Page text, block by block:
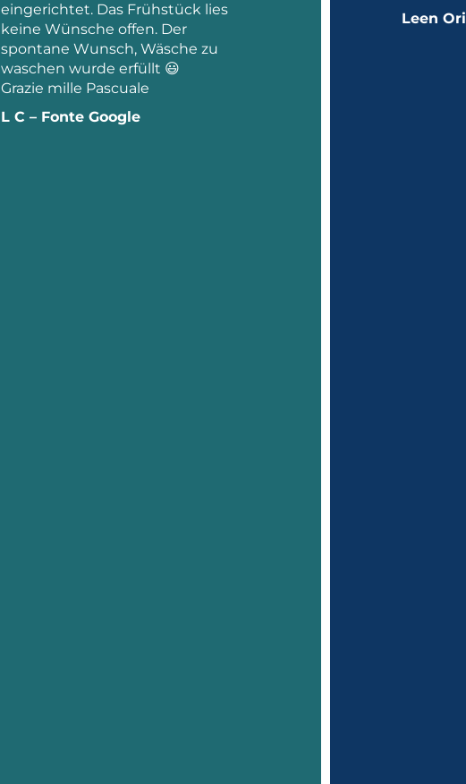
eingerichtet. Das Frühstück lies
keine Wünsche offen. Der
spontane Wunsch, Wäsche zu
waschen wurde erfüllt 😃
Grazie mille Pascuale
L C – Fonte Google
Leen